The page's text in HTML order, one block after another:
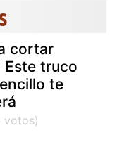
cortar
Este truco
te